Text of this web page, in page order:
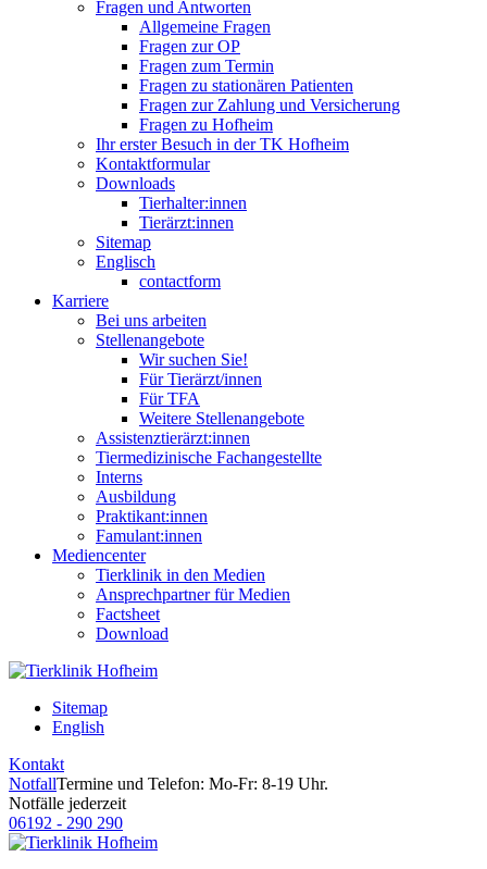
Fragen und Antworten
Allgemeine Fragen
Fragen zur OP
Fragen zum Termin
Fragen zu stationären Patienten
Fragen zur Zahlung und Versicherung
Fragen zu Hofheim
Ihr erster Besuch in der TK Hofheim
Kontaktformular
Downloads
Tierhalter:innen
Tierärzt:innen
Sitemap
Englisch
contactform
Karriere
Bei uns arbeiten
Stellenangebote
Wir suchen Sie!
Für Tierärzt/innen
Für TFA
Weitere Stellenangebote
Assistenztierärzt:innen
Tiermedizinische Fachangestellte
Interns
Ausbildung
Praktikant:innen
Famulant:innen
Mediencenter
Tierklinik in den Medien
Ansprechpartner für Medien
Factsheet
Download
Sitemap
English
Kontakt
NotfallTermine und Telefon: Mo-Fr: 8-19 Uhr.
Notfälle jederzeit
06192 - 290 290